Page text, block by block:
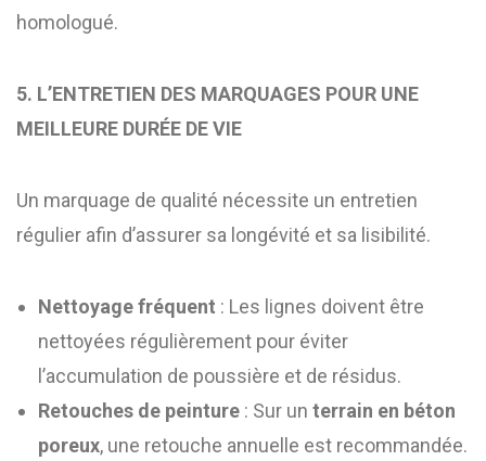
homologué.
5. L’ENTRETIEN DES MARQUAGES POUR UNE
MEILLEURE DURÉE DE VIE
Un marquage de qualité nécessite un entretien
régulier afin d’assurer sa longévité et sa lisibilité.
Nettoyage fréquent : Les lignes doivent être
nettoyées régulièrement pour éviter
l’accumulation de poussière et de résidus.
Retouches de peinture : Sur un terrain en béton
poreux, une retouche annuelle est recommandée.